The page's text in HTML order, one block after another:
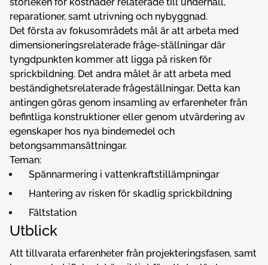
reparationer, samt utrivning och nybyggnad.
Det första av fokusområdets mål är att arbeta med
dimensioneringsrelaterade fråge-ställningar där
tyngdpunkten kommer att ligga på risken för
sprickbildning. Det andra målet är att arbeta med
beständighetsrelaterade frågeställningar. Detta kan
antingen göras genom insamling av erfarenheter från
befintliga konstruktioner eller genom utvärdering av
egenskaper hos nya bindemedel och
betongsammansättningar.
Teman:
Spännarmering i vattenkraftstillämpningar
Hantering av risken för skadlig sprickbildning
Fältstation
Utblick
Att tillvarata erfarenheter från projekteringsfasen, samt